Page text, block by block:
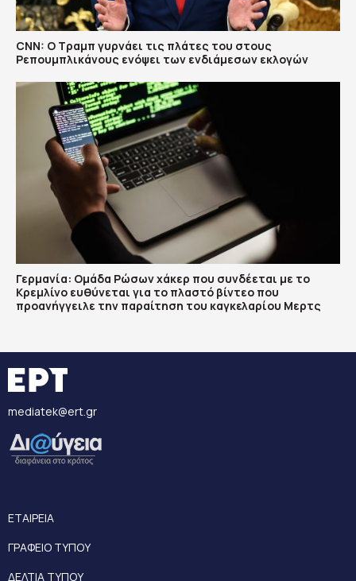
CNN: Ο Τραμπ γυρνάει τις πλάτες του στους
Ρεπουμπλικάνους ενόψει των ενδιάμεσων εκλογών
Γερμανία: Ομάδα Ρώσων χάκερ που συνδέεται με το
Κρεμλίνο ευθύνεται για το πλαστό βίντεο που
προανήγγειλε την παραίτηση του καγκελαρίου Μερτς
mediatek@ert.gr
ΕΤΑΙΡΕΙΑ
ΓΡΑΦΕΙΟ ΤΥΠΟΥ
ΔΕΛΤΙΑ ΤΥΠΟΥ